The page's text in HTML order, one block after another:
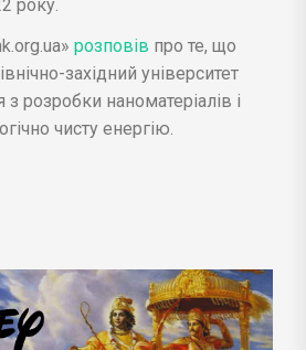
року.
розповів про те, що
західний університет
з розробки наноматеріалів і
чисту енергію.